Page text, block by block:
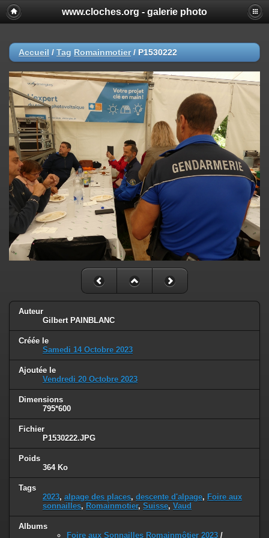
www.cloches.org - galerie photo
Accueil / Tag Romainmotier/ P1530222
Auteur
Gilbert PAINBLANC
Créée le
Samedi 14 Octobre 2023
Ajoutée le
Vendredi 20 Octobre 2023
Dimensions
795*600
Fichier
P1530222.JPG
Poids
364 Ko
Tags
2023, alpage des places, descente d'alpage, Foire aux
sonnailles, Romainmotier, Suisse, Vaud
Albums
Foire aux Sonnailles Romainmôtier 2023 /